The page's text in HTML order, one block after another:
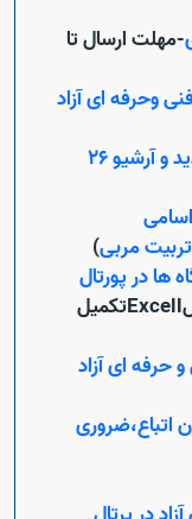
-مهلت ارسال تا
وحرفه ای آزاد
32.تدوین و بارگذاری103 استاندارد جدید و آرشیو 26
اسامی
مربی)
ها در پورتال
(صفحه دوم در قالب فایلExcellتکمیل
و حرفه ای آزاد
اتباع،ضروری